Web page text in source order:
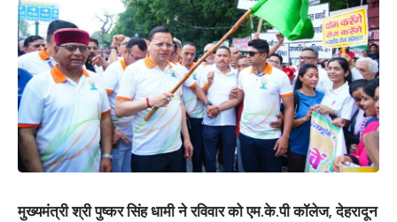
मुख्यमंत्री श्री पुष्कर सिंह धामी ने रविवार को एम.के.पी कॉलेज, देहरादून